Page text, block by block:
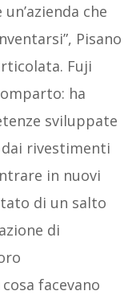
che
Pisano
Fuji
ha
sviluppate
rivestimenti
in nuovi
di un salto
di
facevano